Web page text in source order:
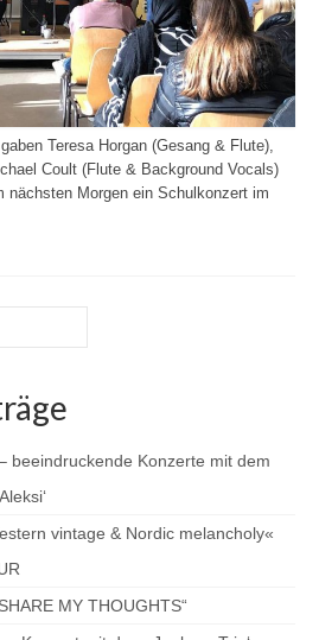
Teresa Horgan (Gesang & Flute),
Coult (Flute & Background Vocals)
nächsten Morgen ein Schulkonzert im
beeindruckende Konzerte mit dem
vintage & Nordic melancholy«
MY THOUGHTS“